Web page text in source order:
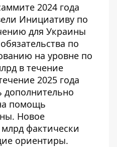
2024 года
Инициативу по
для Украины
по
на уровне по
в течение
2025 года
дополнительно
помощь
Новое
фактически
ориентиры.